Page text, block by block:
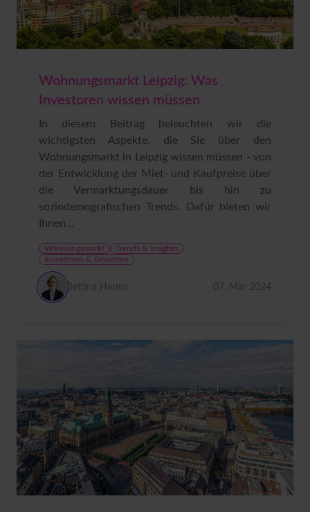
Wohnungsmarkt Leipzig: Was
Investoren wissen müssen
In diesem Beitrag beleuchten wir die
wichtigsten Aspekte, die Sie über den
Wohnungsmarkt in Leipzig wissen müssen - von
der Entwicklung der Miet- und Kaufpreise über
die Vermarktungsdauer bis hin zu
soziodemografischen Trends. Dafür bieten wir
Ihnen...
Wohnungsmarkt
Trends & Insights
Investieren & Bewerten
Bettina Harms 07. Mär 2024